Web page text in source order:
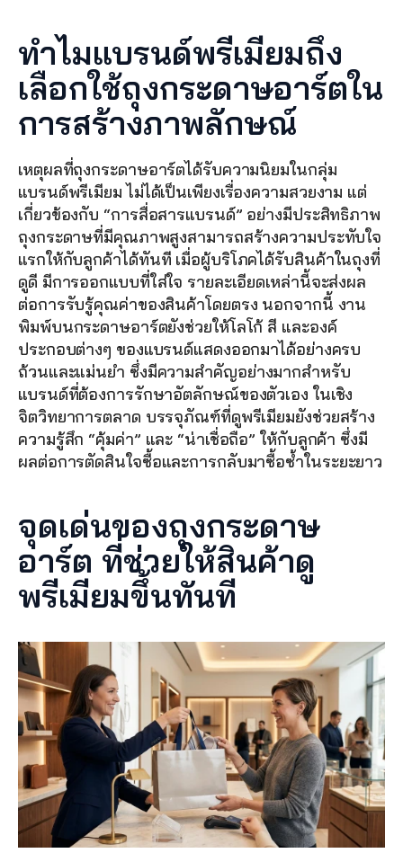
ทำไมแบรนด์พรีเมียมถึง
เลือกใช้ถุงกระดาษอาร์ตใน
การสร้างภาพลักษณ์
เหตุผลที่ถุงกระดาษอาร์ตได้รับความนิยมในกลุ่ม
แบรนด์พรีเมียม ไม่ได้เป็นเพียงเรื่องความสวยงาม แต่
เกี่ยวข้องกับ “การสื่อสารแบรนด์” อย่างมีประสิทธิภาพ
ถุงกระดาษที่มีคุณภาพสูงสามารถสร้างความประทับใจ
แรกให้กับลูกค้าได้ทันที เมื่อผู้บริโภคได้รับสินค้าในถุงที่
ดูดี มีการออกแบบที่ใส่ใจ รายละเอียดเหล่านี้จะส่งผล
ต่อการรับรู้คุณค่าของสินค้าโดยตรง นอกจากนี้ งาน
พิมพ์บนกระดาษอาร์ตยังช่วยให้โลโก้ สี และองค์
ประกอบต่างๆ ของแบรนด์แสดงออกมาได้อย่างครบ
ถ้วนและแม่นยำ ซึ่งมีความสำคัญอย่างมากสำหรับ
แบรนด์ที่ต้องการรักษาอัตลักษณ์ของตัวเอง ในเชิง
จิตวิทยาการตลาด บรรจุภัณฑ์ที่ดูพรีเมียมยังช่วยสร้าง
ความรู้สึก “คุ้มค่า” และ “น่าเชื่อถือ” ให้กับลูกค้า ซึ่งมี
ผลต่อการตัดสินใจซื้อและการกลับมาซื้อซ้ำในระยะยาว
จุดเด่นของถุงกระดาษ
อาร์ต ที่ช่วยให้สินค้าดู
พรีเมียมขึ้นทันที